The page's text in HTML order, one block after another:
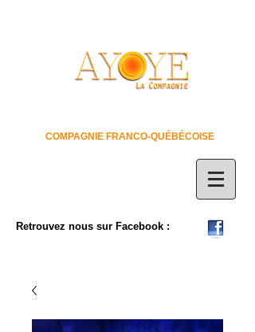
COMPAGNIE FRANCO-QUÉBÉCOISE
Retrouvez nous sur Facebook :